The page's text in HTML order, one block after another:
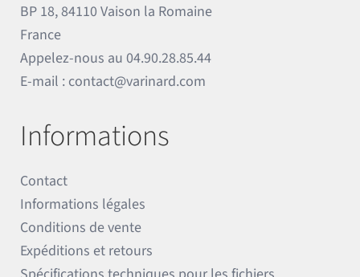
BP 18, 84110 Vaison la Romaine
France
Appelez-nous au04.90.28.85.44
E-mail : contact@varinard.com
Informations
Contact
Informations légales
Conditions de vente
Expéditions et retours